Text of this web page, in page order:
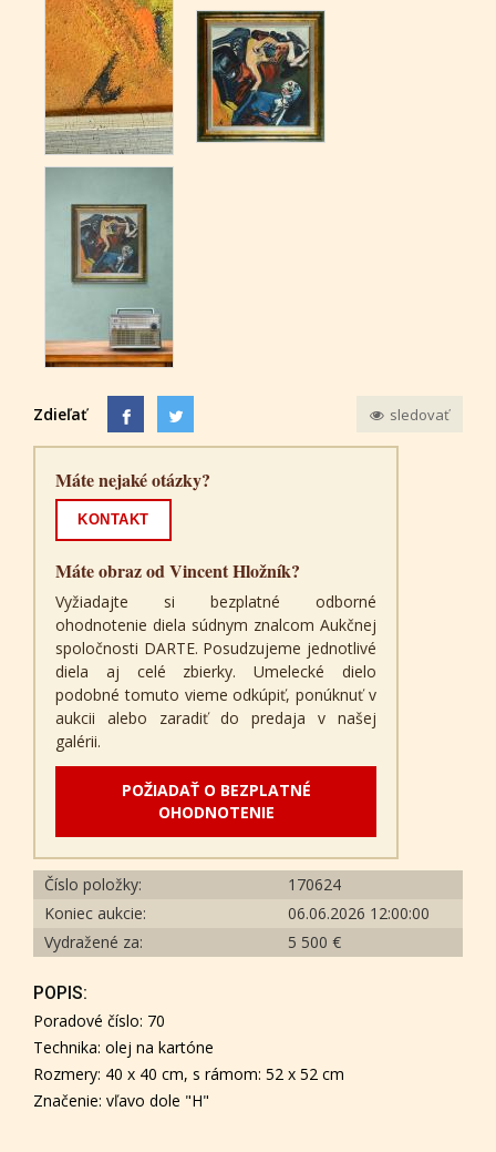
Zdieľať sledovať
Máte nejaké otázky?
KONTAKT
Máte obraz od Vincent Hložník?
Vyžiadajte si bezplatné odborné
ohodnotenie diela súdnym znalcom Aukčnej
spoločnosti DARTE. Posudzujeme jednotlivé
diela aj celé zbierky. Umelecké dielo
podobné tomuto vieme odkúpiť, ponúknuť v
aukcii alebo zaradiť do predaja v našej
galérii.
POŽIADAŤ O BEZPLATNÉ
OHODNOTENIE
Číslo položky:
170624
Koniec aukcie:
06.06.2026 12:00:00
Vydražené za:
5 500 €
POPIS:
Poradové číslo: 70
Technika: olej na kartóne
Rozmery: 40 x 40 cm, s rámom: 52 x 52 cm
Značenie: vľavo dole "H"